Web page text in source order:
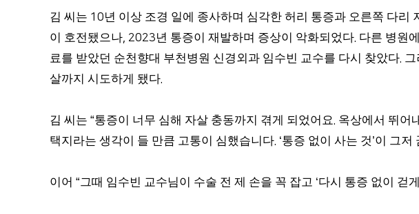
김 씨는 10년 이상 조경 일에 종사하며 심각한 허리 통증과 오른쪽 다리
이 호전됐으나, 2023년 통증이 재발하며 증상이 악화되었다. 다른 병원
료를 받았던 순천향대 부천병원 신경외과 임수빈 교수를 다시 찾았다.
살까지 시도하게 됐다.
김 씨는 “통증이 너무 심해 자살 충동까지 겪게 되었어요. 옥상에서 뛰어
택지라는 생각이 들 만큼 고통이 심했습니다. ‘통증 없이 사는 것’이 그저
이어 “그때 임수빈 교수님이 수술 전 제 손을 꼭 잡고 ‘다시 통증 없이 걷